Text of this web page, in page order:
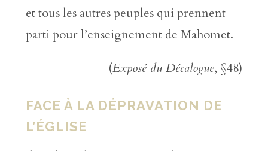
et tous les autres peuples qui prennent
parti pour l’enseignement de Mahomet.
(Exposé du Décalogue, §48)
FACE À LA DÉPRAVATION DE
L’ÉGLISE